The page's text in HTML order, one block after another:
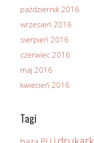
październik 2016
wrzesień 2016
sierpień 2016
czerwiec 2016
maj 2016
kwiecień 2016
Tagi